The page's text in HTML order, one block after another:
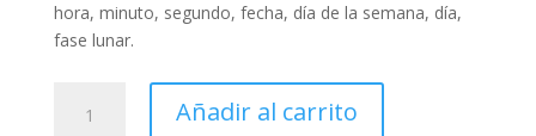
hora, minuto, segundo, fecha, día de la semana, día,
fase lunar.
Mens
Añadir al carrito